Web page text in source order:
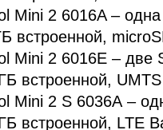
Mini 2 6016A –
встроенной,
Mini 2 6016E – две
встроенной,
Mini 2 S 6036А –
встроенной, LTE